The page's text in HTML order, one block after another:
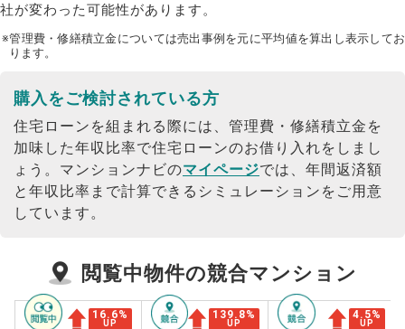
社が変わった可能性があります。
※管理費・修繕積立金については売出事例を元に平均値を算出し表示してお
ります。
購入をご検討されている方
住宅ローンを組まれる際には、管理費・修繕積立金を
加味した年収比率で住宅ローンのお借り入れをしまし
ょう。 マンションナビのマイページでは、年間返済額
と年収比率まで計算できるシミュレーションをご用意
しています。
閲覧中物件の競合マンション
16.6%
UP
139.8%
UP
4.5%
UP